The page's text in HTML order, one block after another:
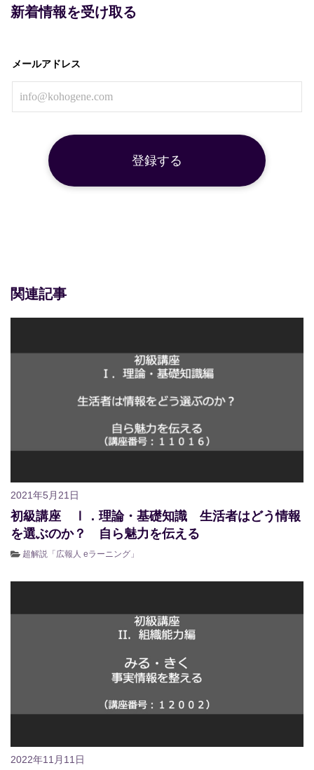
新着情報を受け取る
メールアドレス
関連記事
2021年5月21日
初級講座 Ⅰ．理論・基礎知識 生活者はどう情報
を選ぶのか？ 自ら魅力を伝える
超解説「広報人 eラーニング」
2022年11月11日